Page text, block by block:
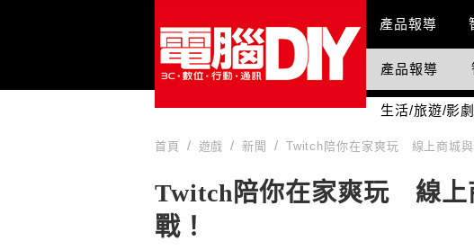
Main Menu
產品報導
國際科技情報
產品報導
生活/旅遊/影劇
首頁 遊戲 新聞 Twitch陪你在家爽玩 線上商城與
Twitch陪你在家爽玩 線上
戰！